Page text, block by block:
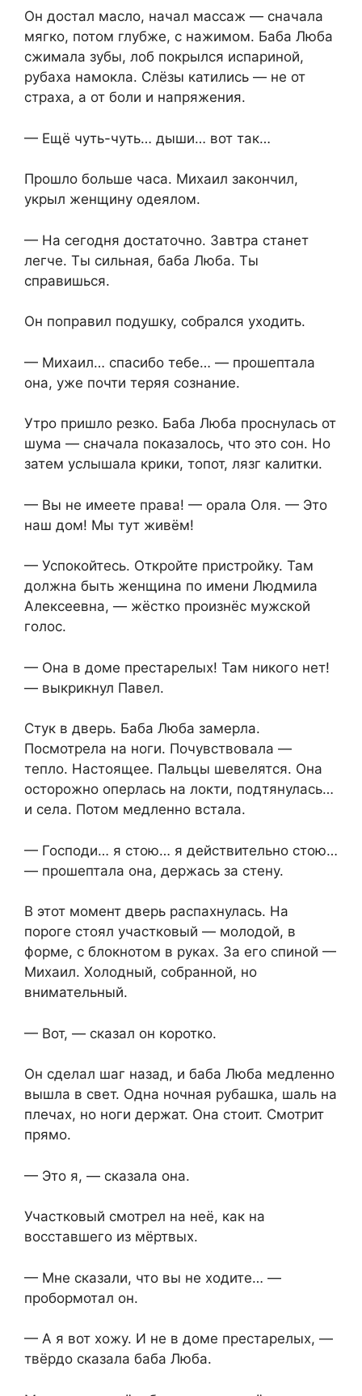
Он достал масло, начал массаж — сначала
мягко, потом глубже, с нажимом. Баба Люба
сжимала зубы, лоб покрылся испариной,
рубаха намокла. Слёзы катились — не от
страха, а от боли и напряжения.
— Ещё чуть-чуть… дыши… вот так…
Прошло больше часа. Михаил закончил,
укрыл женщину одеялом.
— На сегодня достаточно. Завтра станет
легче. Ты сильная, баба Люба. Ты
справишься.
Он поправил подушку, собрался уходить.
— Михаил… спасибо тебе… — прошептала
она, уже почти теряя сознание.
Утро пришло резко. Баба Люба проснулась от
шума — сначала показалось, что это сон. Но
затем услышала крики, топот, лязг калитки.
— Вы не имеете права! — орала Оля. — Это
наш дом! Мы тут живём!
— Успокойтесь. Откройте пристройку. Там
должна быть женщина по имени Людмила
Алексеевна, — жёстко произнёс мужской
голос.
— Она в доме престарелых! Там никого нет!
— выкрикнул Павел.
Стук в дверь. Баба Люба замерла.
Посмотрела на ноги. Почувствовала —
тепло. Настоящее. Пальцы шевелятся. Она
осторожно оперлась на локти, подтянулась…
и села. Потом медленно встала.
— Господи… я стою… я действительно стою…
— прошептала она, держась за стену.
В этот момент дверь распахнулась. На
пороге стоял участковый — молодой, в
форме, с блокнотом в руках. За его спиной —
Михаил. Холодный, собранной, но
внимательный.
— Вот, — сказал он коротко.
Он сделал шаг назад, и баба Люба медленно
вышла в свет. Одна ночная рубашка, шаль на
плечах, но ноги держат. Она стоит. Смотрит
прямо.
— Это я, — сказала она.
Участковый смотрел на неё, как на
восставшего из мёртвых.
— Мне сказали, что вы не ходите… —
пробормотал он.
— А я вот хожу. И не в доме престарелых, —
твёрдо сказала баба Люба.